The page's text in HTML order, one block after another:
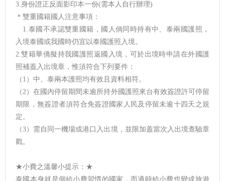
3.身份證正反面影印本一份(需本人自行辦理)
＊雙重國籍國人注意事項：
1.泰國不承認雙重國籍，國人倘同時持有中、泰兩國護照，
入境泰國或我國時仍宜以泰國護照入境。
2.雙籍華僑擬持我國護照返國入境，可於出境時申請在外國護
照補蓋入出境章，惟須符合下列要件：
（1）中、泰兩本護照均有效且資料相符。
（2）在國內停留期間未逾所持外國護照來台有效簽證許可停留
期限，無簽證者須符合免簽證國家人民及停留未逾十四天之規
定。
（3）需自同一機場或港口入出境，並限加蓋當次入出境查驗章
戳。
★小費之溫馨小提示：★
泰國本身就是個給小費習慣的國家，而適時給小費也變成旅遊